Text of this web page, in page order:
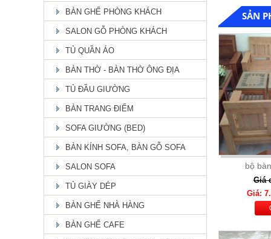
BÀN GHẾ PHÒNG KHÁCH
SALON GỖ PHÒNG KHÁCH
TỦ QUẦN ÁO
BÀN THỜ - BÀN THỜ ÔNG ĐỊA
TỦ ĐẦU GIƯỜNG
BÀN TRANG ĐIỂM
SOFA GIƯỜNG (BED)
BÀN KÍNH SOFA, BÀN GỖ SOFA
SALON SOFA
TỦ GIÀY DÉP
BÀN GHẾ NHÀ HÀNG
BÀN GHẾ CAFE
bàn ăn mặt đá
Giá: 19,900,000 đ
Chi Tiết
SẢN
bộ
Giá
Giá: